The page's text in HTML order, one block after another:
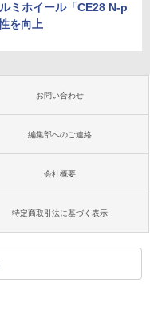
ミホイール「CE28 N-p
を向上
お問い合わせ
編集部へのご連絡
会社概要
特定商取引法に基づく表示